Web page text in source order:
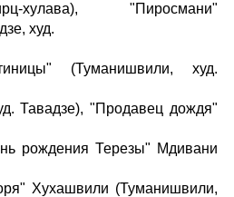
хулава), "Пиросмани"
худ.
(Туманишвили, худ.
Тавадзе), "Продавец дождя"
рождения Терезы" Мдивани
Хухашвили (Туманишвили,